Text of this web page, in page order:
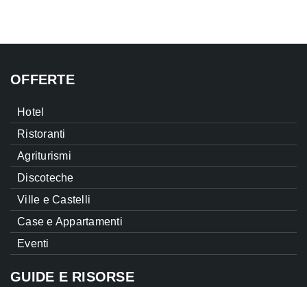
OFFERTE
Hotel
Ristoranti
Agriturismi
Discoteche
Ville e Castelli
Case e Appartamenti
Eventi
GUIDE E RISORSE